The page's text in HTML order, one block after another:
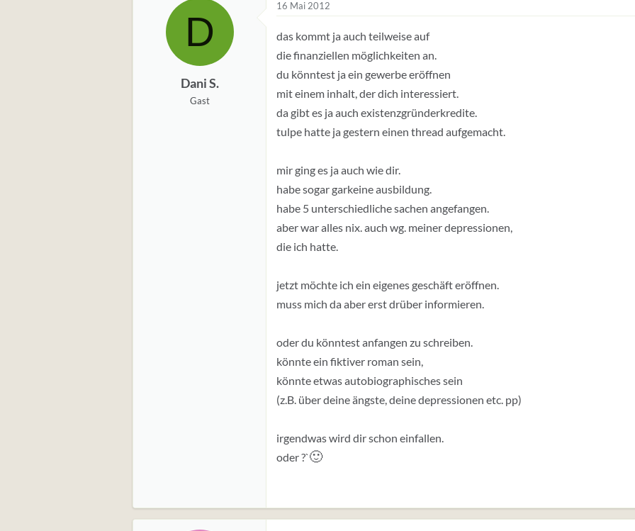
D
Dani S.
Gast
16 Mai 2012
das kommt ja auch teilweise auf
die finanziellen möglichkeiten an.
du könntest ja ein gewerbe eröffnen
mit einem inhalt, der dich interessiert.
da gibt es ja auch existenzgründerkredite.
tulpe hatte ja gestern einen thread aufgemacht.
mir ging es ja auch wie dir.
habe sogar garkeine ausbildung.
habe 5 unterschiedliche sachen angefangen.
aber war alles nix. auch wg. meiner depressionen,
die ich hatte.
jetzt möchte ich ein eigenes geschäft eröffnen.
muss mich da aber erst drüber informieren.
oder du könntest anfangen zu schreiben.
könnte ein fiktiver roman sein,
könnte etwas autobiographisches sein
(z.B. über deine ängste, deine depressionen etc. pp)
irgendwas wird dir schon einfallen.
oder ?`🙂